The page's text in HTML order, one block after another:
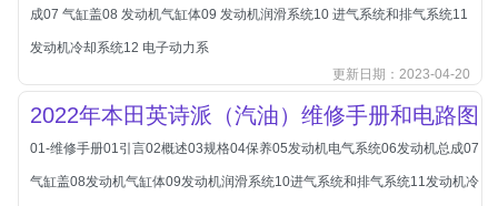
奔腾
宝沃
宝马
宝骏
成07 气缸盖08 发动机气缸体09 发动机润滑系统10 进气系统和排气系统11
发动机冷却系统12 电子动力系
更新日期：2023-04-20
2022年本田英诗派（汽油）维修手册和电路图
01-维修手册01引言02概述03规格04保养05发动机电气系统06发动机总成07
气缸盖08发动机气缸体09发动机润滑系统10进气系统和排气系统11发动机冷